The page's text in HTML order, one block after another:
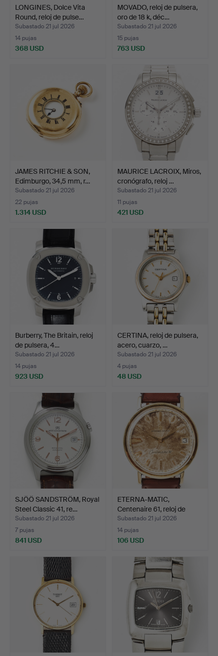
LONGINES, Dolce Vita
Round, reloj de pulse…
Subastado 21 jul 2026
14 pujas
368 USD
MOVADO, reloj de pulsera,
oro de 18 k, déc…
Subastado 21 jul 2026
15 pujas
763 USD
JAMES RITCHIE & SON,
Edimburgo, 34,5 mm, r…
Subastado 21 jul 2026
22 pujas
1.314 USD
MAURICE LACROIX, Miros,
cronógrafo, reloj …
Subastado 21 jul 2026
11 pujas
421 USD
Burberry, The Britain, reloj
de pulsera, 4…
Subastado 21 jul 2026
14 pujas
923 USD
CERTINA, reloj de pulsera,
acero, cuarzo, …
Subastado 21 jul 2026
4 pujas
48 USD
SJÖÖ SANDSTRÖM, Royal
Steel Classic 41, re…
Subastado 21 jul 2026
7 pujas
841 USD
ETERNA-MATIC,
Centenaire 61, reloj de
puls…
Subastado 21 jul 2026
14 pujas
106 USD